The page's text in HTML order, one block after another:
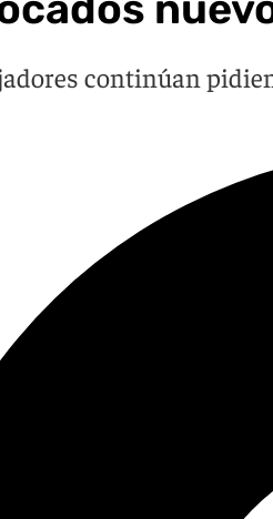
continúan